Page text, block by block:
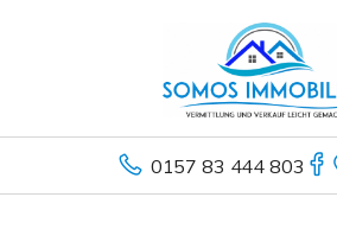
0157 83 444 803